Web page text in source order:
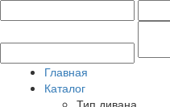
Главная
Каталог
Тип дивана